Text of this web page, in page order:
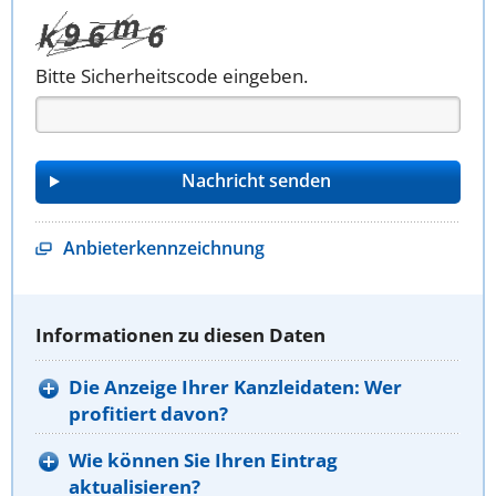
Bitte Sicherheitscode eingeben.
Anbieterkennzeichnung
Informationen zu diesen Daten
Die Anzeige Ihrer Kanzleidaten: Wer
profitiert davon?
Wie können Sie Ihren Eintrag
aktualisieren?